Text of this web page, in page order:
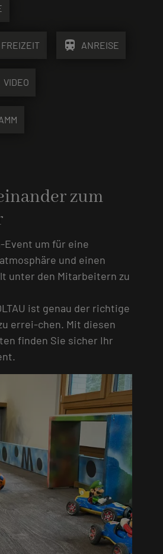
train ANREISE
VIDEO
zum
Event um für eine
und einen
unter den Mitarbeitern zu
ist genau der richtige
errei-chen. Mit diesen
finden Sie sicher Ihr